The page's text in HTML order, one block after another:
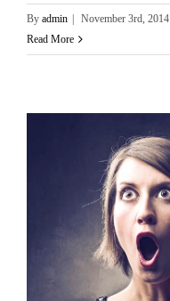
By admin | November 3rd, 2014
Read More